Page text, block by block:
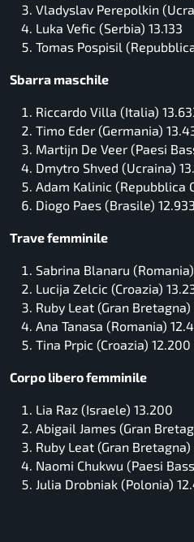
Vladyslav Perepolkin
Luka Vefic (Serbia) 13.133
Tomas Pospisil
Sbarra maschile
Riccardo Villa (Italia)
Timo Eder (Germania)
Martijn De Veer (Paesi
Dmytro Shved (Ucraina)
Adam Kalinic (Repubblica
Diogo Paes (Brasile) 12.933
Trave femminile
Sabrina Blanaru
Lucija Zelcic (Croazia)
Ruby Leat (Gran Bretagna)
Ana Tanasa (Romania)
Tina Prpic (Croazia) 12.200
Corpo libero femminile
Lia Raz (Israele) 13.200
Abigail James (Gran
Ruby Leat (Gran Bretagna)
Naomi Chukwu (Paesi
Julia Drobniak (Polonia)